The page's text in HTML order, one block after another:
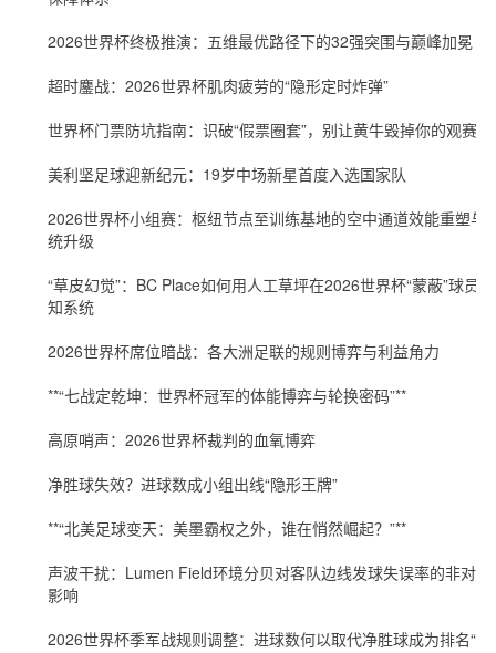
2026世界杯终极推演：五维最优路径下的32强突围与巅峰加冕
超时鏖战：2026世界杯肌肉疲劳的“隐形定时炸弹”
世界杯门票防坑指南：识破“假票圈套”，别让黄牛毁掉你的观赛梦
美利坚足球迎新纪元：19岁中场新星首度入选国家队
2026世界杯小组赛：枢纽节点至训练基地的空中通道效能重塑与
统升级
“草皮幻觉”：BC Place如何用人工草坪在2026世界杯“蒙蔽”球员感
知系统
2026世界杯席位暗战：各大洲足联的规则博弈与利益角力
**“七战定乾坤：世界杯冠军的体能博弈与轮换密码”**
高原哨声：2026世界杯裁判的血氧博弈
净胜球失效？进球数成小组出线“隐形王牌”
**“北美足球变天：美墨霸权之外，谁在悄然崛起？”**
声波干扰：Lumen Field环境分贝对客队边线发球失误率的非对称
影响
2026世界杯季军战规则调整：进球数何以取代净胜球成为排名“新